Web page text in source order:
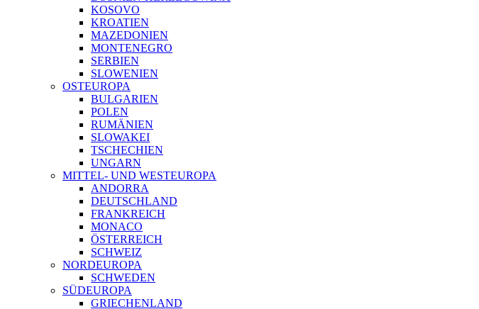
KOSOVO
KROATIEN
MAZEDONIEN
MONTENEGRO
SERBIEN
SLOWENIEN
OSTEUROPA
BULGARIEN
POLEN
RUMÄNIEN
SLOWAKEI
TSCHECHIEN
UNGARN
MITTEL- UND WESTEUROPA
ANDORRA
DEUTSCHLAND
FRANKREICH
MONACO
ÖSTERREICH
SCHWEIZ
NORDEUROPA
SCHWEDEN
SÜDEUROPA
GRIECHENLAND